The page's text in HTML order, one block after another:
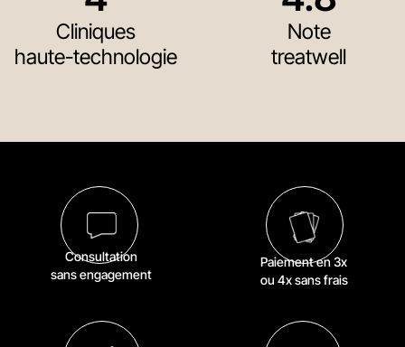
Cliniques
haute-technologie
Note
treatwell
Consultation
sans engagement
Paiement en 3x
ou 4x sans frais